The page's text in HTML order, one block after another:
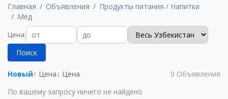
Главная Объявления
Продукты питания / Напитки
Мёд
Цена:
Поиск
Новый↑ Цена↓ Цена 0 Объявления
По вашему запросу ничего не найдено